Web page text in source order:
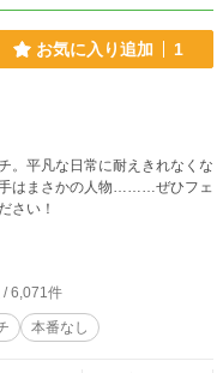
お気に入り追加 1
。平凡な日常に耐えきれなくな
手はまさかの人物………ぜひフェ
さい！
/ 6,071件
本番なし